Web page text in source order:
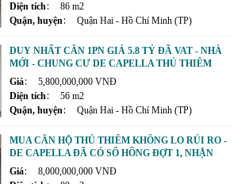
Diện tích
86 m2
Quận, huyện
Quận Hai - Hồ Chí Minh (TP)
DUY NHẤT CĂN 1PN GIÁ 5.8 TỶ ĐÃ VAT - NHÀ
MỚI - CHUNG CƯ DE CAPELLA THỦ THIÊM
Giá
5,800,000,000 VNĐ
Diện tích
56 m2
Quận, huyện
Quận Hai - Hồ Chí Minh (TP)
MUA CĂN HỘ THỦ THIÊM KHÔNG LO RỦI RO -
DE CAPELLA ĐÃ CÓ SỔ HỒNG ĐỢT 1, NHẬN
NHÀ NGAY!
Giá
8,000,000,000 VNĐ